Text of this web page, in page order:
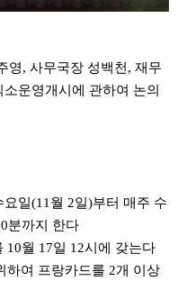
영, 사무국장 성백천, 재무
운영개시에 관하여 논의
일(11월 2일)부터 매주 수
분까지 한다
10월 17일 12시에 갖는다
하여 프랑카드를 2개 이상